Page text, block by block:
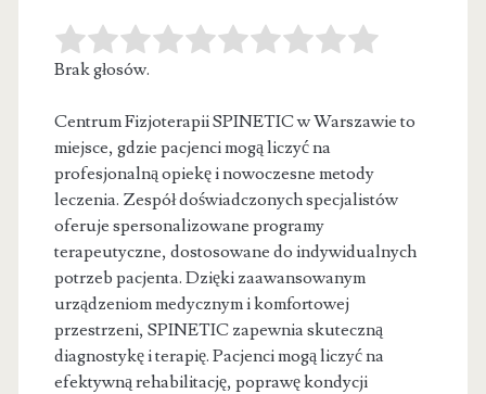
Brak głosów.
Centrum Fizjoterapii SPINETIC w Warszawie to
miejsce, gdzie pacjenci mogą liczyć na
profesjonalną opiekę i nowoczesne metody
leczenia. Zespół doświadczonychspecjalistów
oferuje spersonalizowane programy
terapeutyczne, dostosowane do indywidualnych
potrzeb pacjenta. Dzięki zaawansowanym
urządzeniom medycznym i komfortowej
przestrzeni, SPINETIC zapewnia skuteczną
diagnostykę i terapię. Pacjenci mogą liczyć na
efektywną rehabilitację, poprawę kondycji